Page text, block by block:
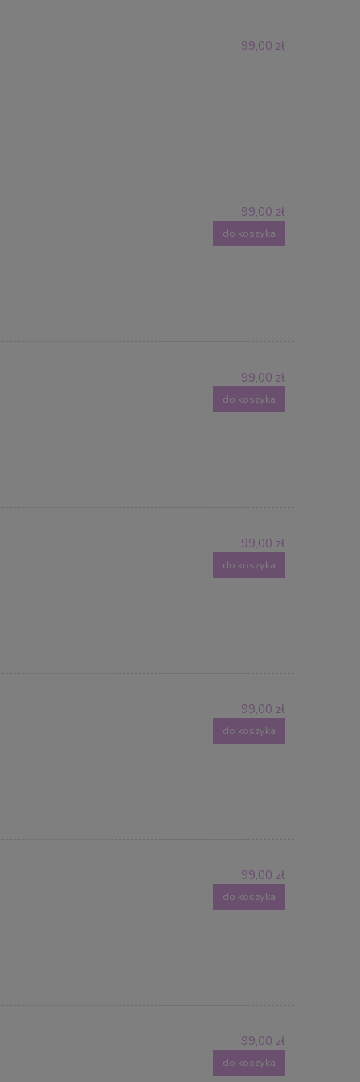
99,00 zł
99,00 zł
do koszyka
99,00 zł
do koszyka
99,00 zł
do koszyka
99,00 zł
do koszyka
99,00 zł
do koszyka
99,00 zł
do koszyka